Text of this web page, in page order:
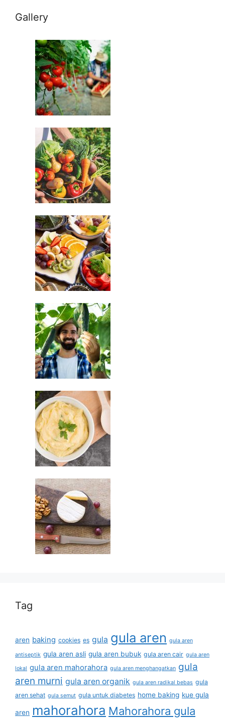
Gallery
Tag
aren baking cookies es gula gula aren gula aren
antiseptik gula aren asli gula aren bubuk gula aren cair gula aren
lokal gula aren mahorahora gula aren menghangatkan gula
aren murni gula aren organik gula aren radikal bebas gula
aren sehat gula semut gula untuk diabetes home baking kue gula
aren mahorahora Mahorahora gula